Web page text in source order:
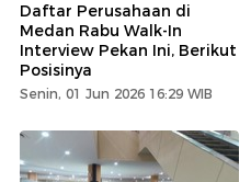
Daftar Perusahaan di
Medan Rabu Walk-In
Interview Pekan Ini, Berikut
Posisinya
Senin, 01 Jun 2026 16:29 WIB